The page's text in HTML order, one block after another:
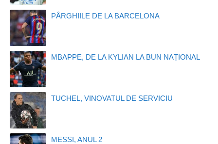
PÂRGHIILE DE LA BARCELONA
MBAPPE, DE LA KYLIAN LA BUN NAȚIONAL
TUCHEL, VINOVATUL DE SERVICIU
MESSI, ANUL 2